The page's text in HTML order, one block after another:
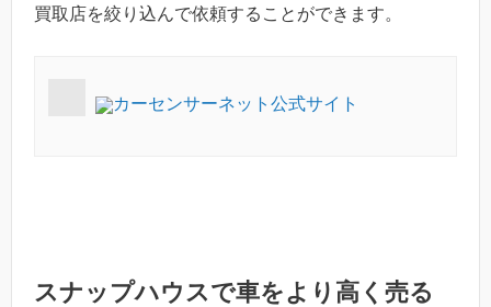
買取店を絞り込んで依頼することができます。
カーセンサーネット公式サイト
スナップハウスで車をより高く売る